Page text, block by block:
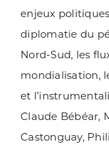
enjeux
diplomatie du
Nord-Sud, les
mondialisation,
et
Claude Bébéar,
Castonguay,